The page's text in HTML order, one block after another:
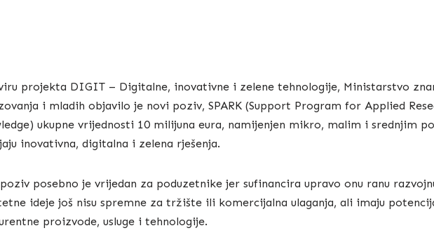
projekta DIGIT – Digitalne, inovativne i zelene tehnologije, Ministarstvo
i mladih objavilo je novi poziv, SPARK (Support Program for Applied
ukupne vrijednosti 10 milijuna eura, namijenjen mikro, malim i srednjim
inovativna, digitalna i zelena rješenja.
posebno je vrijedan za poduzetnike jer sufinancira upravo onu ranu
ideje još nisu spremne za tržište ili komercijalna ulaganja, ali imaju
proizvode, usluge i tehnologije.